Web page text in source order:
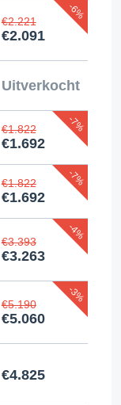
€2.221
€2.091
-6%
Uitverkocht
€1.822
€1.692
-7%
€1.822
€1.692
-7%
€3.393
€3.263
-4%
€5.190
€5.060
-3%
€4.825